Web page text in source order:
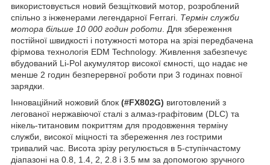
використовується новий безщітковий мотор, розроблений
спільно з інженерами легендарної Ferrari. Термін служби
мотора більше 10 000 годин роботи . Для збереження
постійної швидкості і потужності мотора на зрізі передбачена
фірмова технологія EDM Technology. Живлення забезпечує
вбудований Li-Pol акумулятор високої ємності, що надає не
менше 2 годин безперервної роботи при 3 годинах повної
зарядки.
Інноваційний ножовий блок (#FX802G) виготовлений з
легованої нержавіючої сталі з алмаз-графітовим (DLC) та
нікель-титановим покриттям для продовження терміну
служби, високої міцності та збереження лез гострими
тривалий час. Висота зрізу регулюється в 5-ступінчастому
діапазоні на 0.8, 1.4, 2, 2.8 і 3.5 мм за допомогою зручного